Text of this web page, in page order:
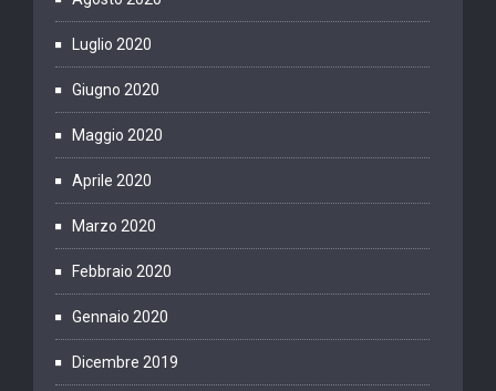
Luglio 2020
Giugno 2020
Maggio 2020
Aprile 2020
Marzo 2020
Febbraio 2020
Gennaio 2020
Dicembre 2019